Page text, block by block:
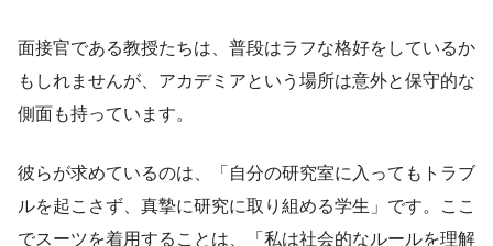
面接官である教授たちは、普段はラフな格好をしているか
もしれませんが、アカデミアという場所は意外と保守的な
側面も持っています。
彼らが求めているのは、「自分の研究室に入ってもトラブ
ルを起こさず、真摯に研究に取り組める学生」です。ここ
でスーツを着用することは、「私は社会的なルールを理解